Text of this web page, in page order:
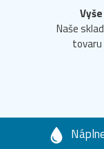
Naše
tovaru